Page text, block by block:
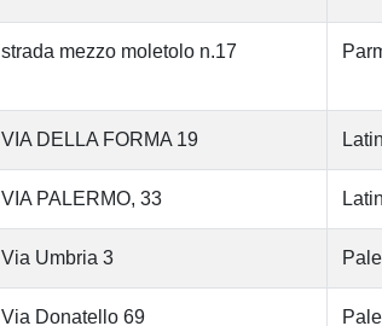
strada mezzo moletolo n.17
VIA DELLA FORMA 19
VIA PALERMO, 33
Via Umbria 3
Via Donatello 69